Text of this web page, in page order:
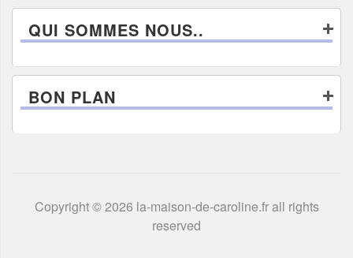
QUI SOMMES NOUS..
BON PLAN
Copyright © 2026 la-maison-de-caroline.fr all rights
reserved